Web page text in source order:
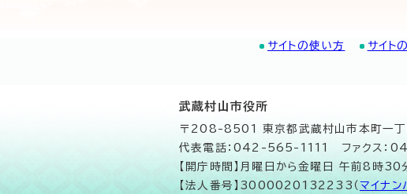
サイトの使い方 サイト
武蔵村山市役所
〒208-8501 東京都武蔵村山市本町一
代表電話：042-565-1111 ファクス
【開庁時間】月曜日から金曜日 午前8時30
【法人番号】3000020132233（ マイナン